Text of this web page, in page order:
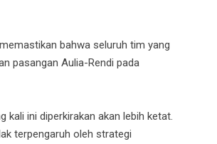
bahwa seluruh tim yang
pasangan Aulia-Rendi pada
ini diperkirakan akan lebih ketat.
terpengaruh oleh strategi